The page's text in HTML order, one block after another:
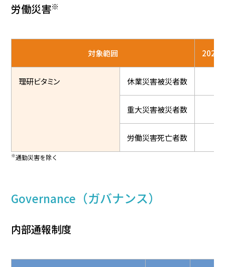
労働災害※
対象範囲 2022
理研ビタミン 休業災害被災者数
重大災害被災者数
労働災害死亡者数
※通勤災害を除く
Governance （ガバナンス）
内部通報制度